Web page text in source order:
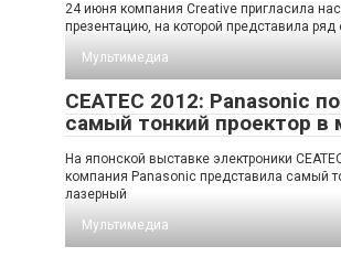
24 июня компания Creative пригласила
презентацию, на которой представила ряд
Мультимедиа
CEATEC 2012: Panasonic
самый тонкий проектор в
На японской выставке электроники
компания Panasonic представила самый
лазерный
Мультимедиа